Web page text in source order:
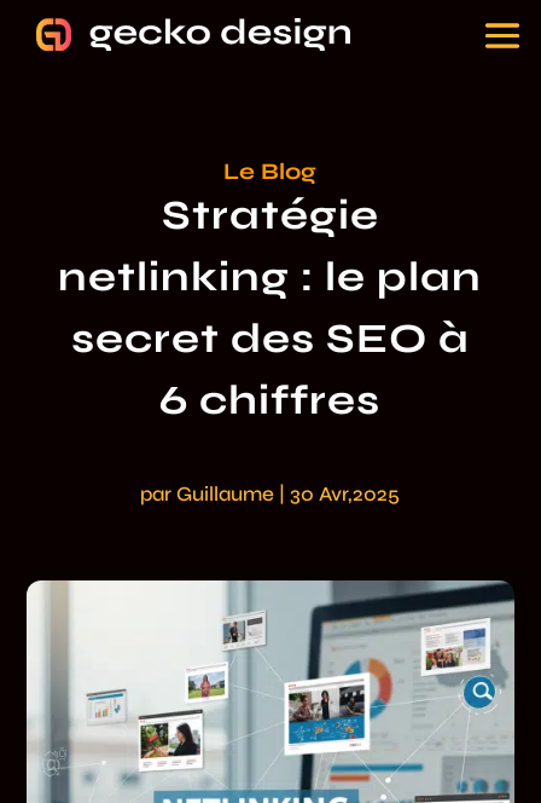
Le Blog
Stratégie
netlinking : le plan
secret des SEO à
6 chiffres
parGuillaume |30 Avr,2025